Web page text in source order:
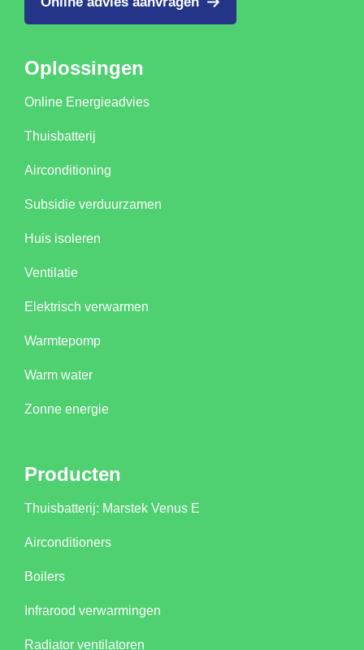
Oplossingen
Online Energieadvies
Thuisbatterij
Airconditioning
Subsidie verduurzamen
Huis isoleren
Ventilatie
Elektrisch verwarmen
Warmtepomp
Warm water
Zonne energie
Producten
Thuisbatterij: Marstek Venus E
Airconditioners
Boilers
Infrarood verwarmingen
Radiator ventilatoren